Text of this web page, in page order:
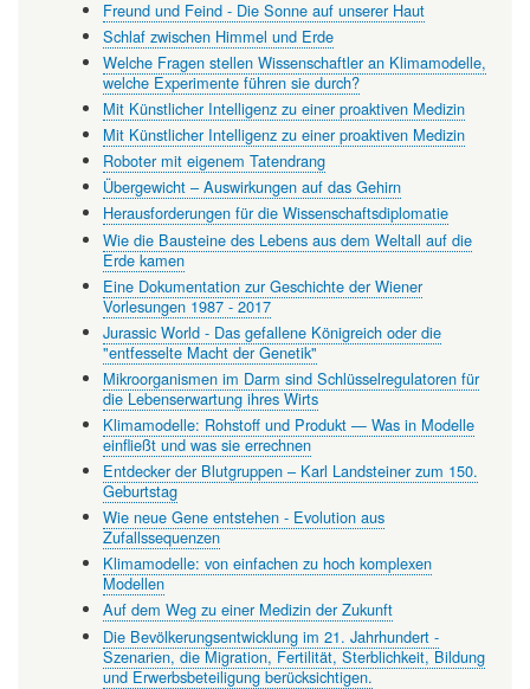
Freund und Feind - Die Sonne auf unserer Haut
Schlaf zwischen Himmel und Erde
Welche Fragen stellen Wissenschaftler an Klimamodelle,
welche Experimente führen sie durch?
Mit Künstlicher Intelligenz zu einer proaktiven Medizin
Mit Künstlicher Intelligenz zu einer proaktiven Medizin
Roboter mit eigenem Tatendrang
Übergewicht – Auswirkungen auf das Gehirn
Herausforderungen für die Wissenschaftsdiplomatie
Wie die Bausteine des Lebens aus dem Weltall auf die
Erde kamen
Eine Dokumentation zur Geschichte der Wiener
Vorlesungen 1987 - 2017
Jurassic World - Das gefallene Königreich oder die
"entfesselte Macht der Genetik"
Mikroorganismen im Darm sind Schlüsselregulatoren für
die Lebenserwartung ihres Wirts
Klimamodelle: Rohstoff und Produkt — Was in Modelle
einfließt und was sie errechnen
Entdecker der Blutgruppen – Karl Landsteiner zum 150.
Geburtstag
Wie neue Gene entstehen - Evolution aus
Zufallssequenzen
Klimamodelle: von einfachen zu hoch komplexen
Modellen
Auf dem Weg zu einer Medizin der Zukunft
Die Bevölkerungsentwicklung im 21. Jahrhundert -
Szenarien, die Migration, Fertilität, Sterblichkeit, Bildung
und Erwerbsbeteiligung berücksichtigen.